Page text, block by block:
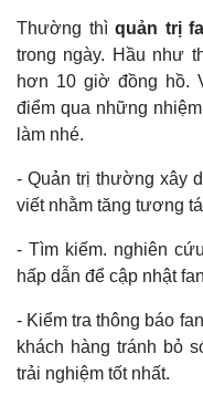
Thường thì quản trị
trong ngày. Hầu như
hơn 10 giờ đồng hồ.
điểm qua những
làm nhé.
- Quản trị thường xây
viết nhằm tăng tương
- Tìm kiếm. nghiên
hấp dẫn để cập nhật
- Kiểm tra thông báo
khách hàng tránh bỏ
trải nghiệm tốt nhất.